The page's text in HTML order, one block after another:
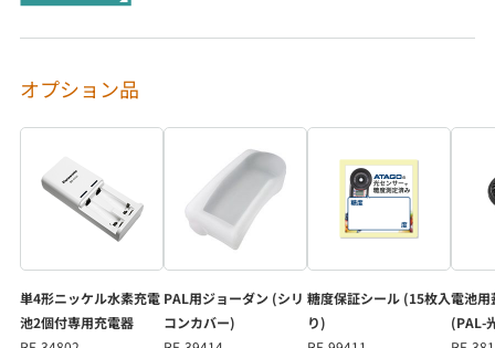
オプション品
単4形ニッケル水素充電
池2個付専用充電器
PAL用ジョーダン (シリ
コンカバー)
糖度保証シール (15枚入
り)
電池用
(PAL-